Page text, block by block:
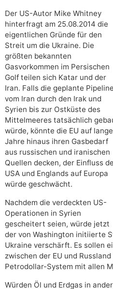
Der US-Autor Mike Whitney
hinterfragt am 25.08.2014 die
eigentlichen Gründe für den
Streit um die Ukraine. Die
größten bekannten
Gasvorkommen im Persischen
Golf teilen sich Katar und der
Iran. Falls die geplante Pipeline
vom Iran durch den Irak und
Syrien bis zur Ostküste des
Mittelmeeres tatsächlich
würde, könnte die EU auf lange
Jahre hinaus ihren Gasbedarf
aus russischen und iranischen
Quellen decken, der Einfluss
USA und Englands auf Europa
würde geschwächt.
Nachdem die verdeckten US-
Operationen in Syrien
gescheitert seien, würde jetzt
der von Washington initiierte
Ukraine verschärft. Es sollen
zwischen der EU und
Petrodollar-System mit allen
Würden Öl und Erdgas in